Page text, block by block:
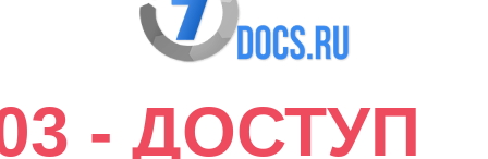
- ДОСТУП